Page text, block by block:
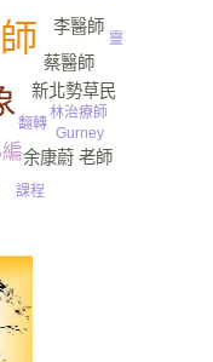
李醫師
新北勢草民
蔡醫師
余康蔚 老師
林治療師
翻轉
課程
Gurney​
靈